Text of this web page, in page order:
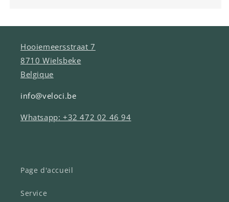
Hooiemeersstraat 7
8710 Wielsbeke
Belgique
info@veloci.be
Whatsapp: +32 472 02 46 94
Page d'accueil
Service